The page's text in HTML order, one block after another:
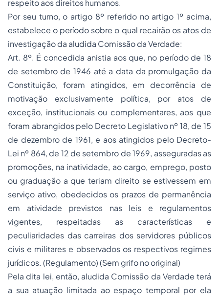
respeito aos direitos humanos.
Por seu turno, o artigo 8º referido no artigo 1º acima,
estabelece o período sobre o qual recairão os atos de
investigação da aludida Comissão da Verdade:
Art. 8º. É concedida anistia aos que, no período de 18
de setembro de 1946 até a data da promulgação da
Constituição, foram atingidos, em decorrência de
motivação exclusivamente política, por atos de
exceção, institucionais ou complementares, aos que
foram abrangidos pelo Decreto Legislativo nº 18, de 15
de dezembro de 1961, e aos atingidos pelo Decreto-
Lei nº 864, de 12 de setembro de 1969, asseguradas as
promoções, na inatividade, ao cargo, emprego, posto
ou graduação a que teriam direito se estivessem em
serviço ativo, obedecidos os prazos de permanência
em atividade previstos nas leis e regulamentos
vigentes, respeitadas as características e
peculiaridades das carreiras dos servidores públicos
civis e militares e observados os respectivos regimes
jurídicos. (Regulamento) (Sem grifo no original)
Pela dita lei, então, aludida Comissão da Verdade terá
a sua atuação limitada ao espaço temporal por ela